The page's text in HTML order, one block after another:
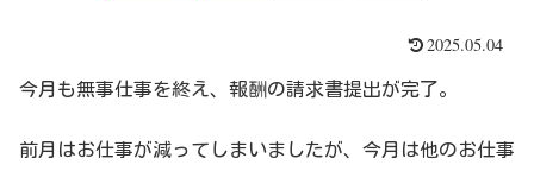
2025.05.04
今月も無事仕事を終え、報酬の請求書提出が完了。
前月はお仕事が減ってしまいましたが、今月は他のお仕事